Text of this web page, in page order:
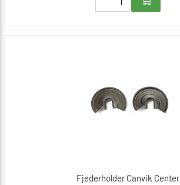
Fjederholder Canvik Center